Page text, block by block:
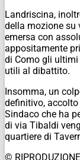
Landriscina,
della mozione su
emersa con
appositamente
di Como gli
utili al dibattito.
Insomma, un
definitivo,
Sindaco che ha
di via Tibaldi
quartiere di
©